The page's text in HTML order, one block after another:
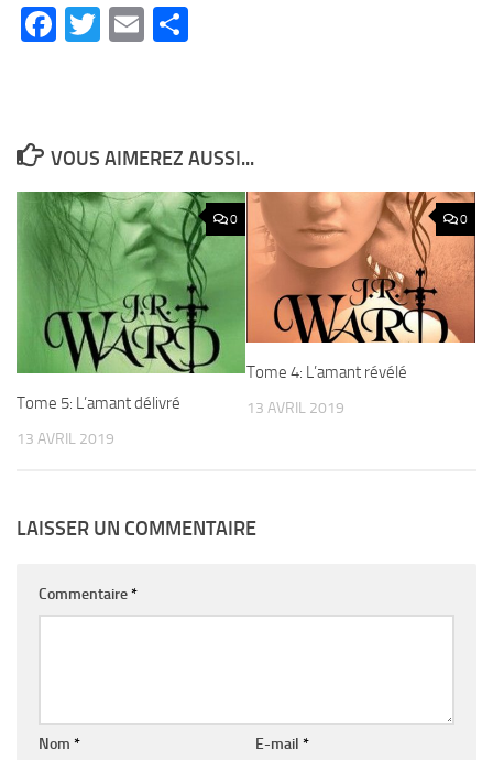
Facebook
Twitter
Email
VOUS AIMEREZ AUSSI...
0
Tome 5: L’amant délivré
13 AVRIL 2019
0
Tome 4: L’amant révélé
13 AVRIL 2019
LAISSER UN COMMENTAIRE
Commentaire*
Nom * E-mail *